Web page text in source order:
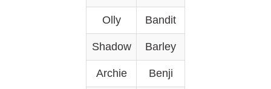
Olly Bandit
Shadow Barley
Archie Benji